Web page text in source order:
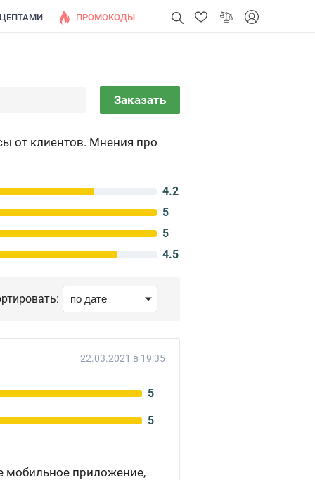
ПРОМОКОДЫ
Заказать
от клиентов. Мнения про
4.2
5
5
4.5
22.03.2021 в 19:35
5
5
мобильное приложение,